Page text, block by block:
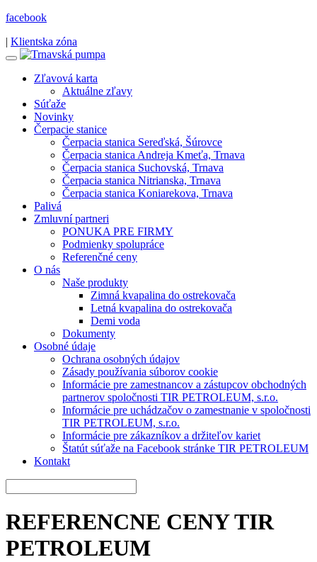
facebook
| Klientska zóna
Zľavová karta
Aktuálne zľavy
Súťaže
Novinky
Čerpacie stanice
Čerpacia stanica Sereďská, Šúrovce
Čerpacia stanica Andreja Kmeťa, Trnava
Čerpacia stanica Suchovská, Trnava
Čerpacia stanica Nitrianska, Trnava
Čerpacia stanica Koniarekova, Trnava
Palivá
Zmluvní partneri
PONUKA PRE FIRMY
Podmienky spolupráce
Referenčné ceny
O nás
Naše produkty
Zimná kvapalina do ostrekovača
Letná kvapalina do ostrekovača
Demi voda
Dokumenty
Osobné údaje
Ochrana osobných údajov
Zásady používania súborov cookie
Informácie pre zamestnancov a zástupcov obchodných
partnerov spoločnosti TIR PETROLEUM, s.r.o.
Informácie pre uchádzačov o zamestnanie v spoločnosti
TIR PETROLEUM, s.r.o.
Informácie pre zákazníkov a držiteľov kariet
Štatút súťaže na Facebook stránke TIR PETROLEUM
Kontakt
REFERENCNE CENY TIR
PETROLEUM